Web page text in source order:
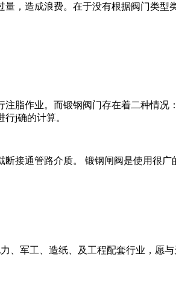
，造成浪费。在于没有根据阀门类型
脂作业。而锻钢阀门存在着二种情况
j确的计算。
接通管路介质。 锻钢闸阀是使用很广
、军工、造纸、及工程配套行业，愿